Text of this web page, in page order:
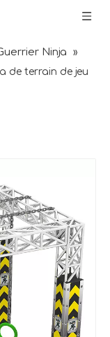
Ninja
»
de terrain de jeu